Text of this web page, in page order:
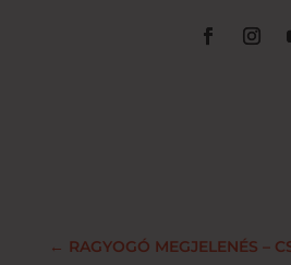
← RAGYOGÓ MEGJELENÉS –